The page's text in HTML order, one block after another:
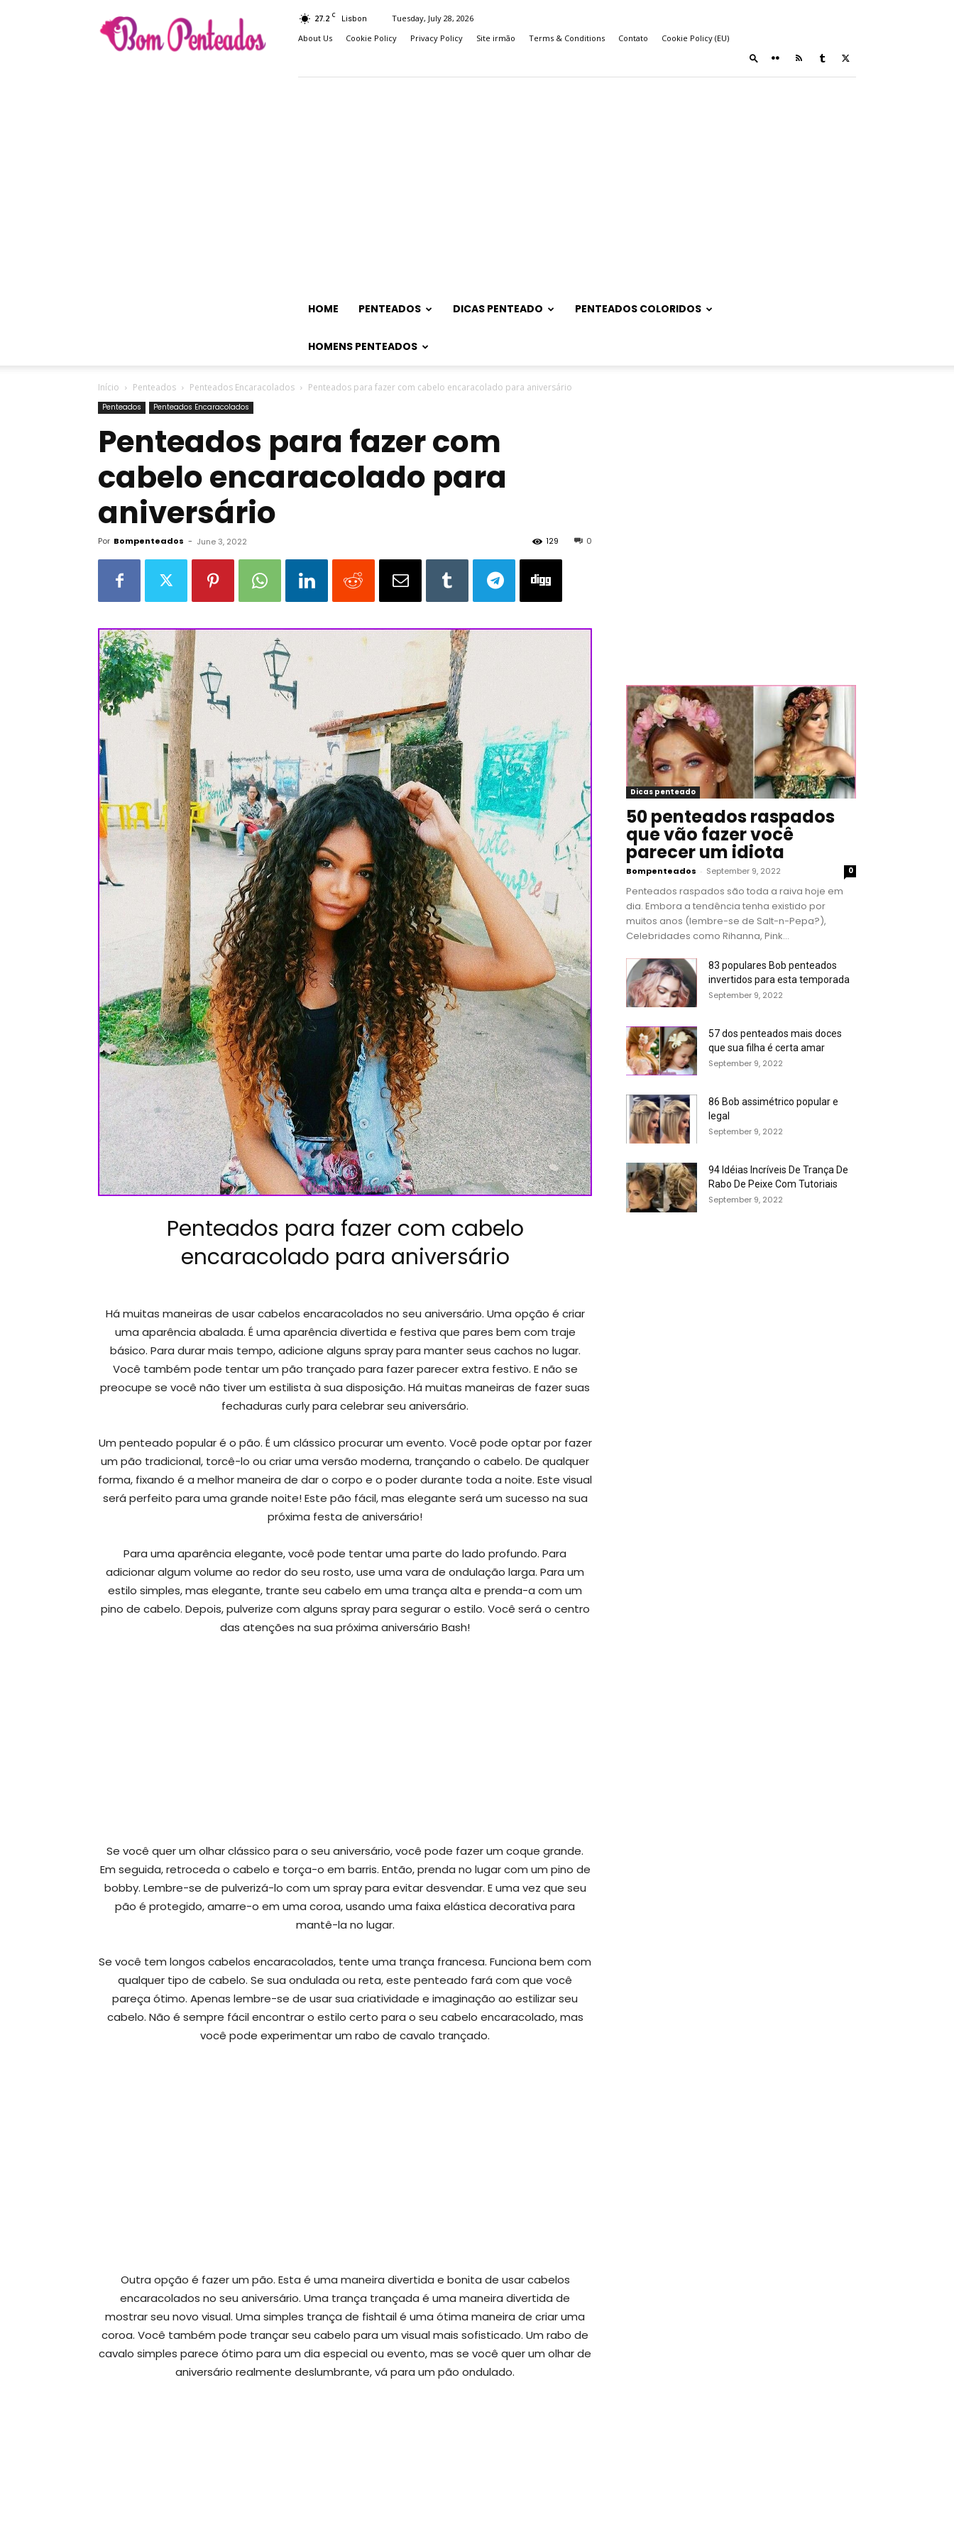
Penteados
27.2 C Lisbon
Tuesday, July 28, 2026
About Us
Cookie Policy Privacy Policy Site irmão Terms & Conditions Contato Cookie Policy (EU)
HOME PENTEADOS DICAS PENTEADO PENTEADOS COLORIDOS
HOMENS PENTEADOS
Início Penteados Penteados Encaracolados Penteados para fazer com cabelo encaracolado para aniversário
Penteados Penteados Encaracolados
Penteados para fazer com
cabelo encaracolado para
aniversário
Por Bompenteados - June 3, 2022 0
129
Penteados para fazer com cabelo
encaracolado para aniversário
Há muitas maneiras de usar cabelos encaracolados no seu aniversário. Uma opção é criar
uma aparência abalada. É uma aparência divertida e festiva que pares bem com traje
básico. Para durar mais tempo, adicione alguns spray para manter seus cachos no lugar.
Você também pode tentar um pão trançado para fazer parecer extra festivo. E não se
preocupe se você não tiver um estilista à sua disposição. Há muitas maneiras de fazer suas
fechaduras curly para celebrar seu aniversário.
Um penteado popular é o pão. É um clássico procurar um evento. Você pode optar por fazer
um pão tradicional, torcê-lo ou criar uma versão moderna, trançando o cabelo. De qualquer
forma, fixando é a melhor maneira de dar o corpo e o poder durante toda a noite. Este visual
será perfeito para uma grande noite! Este pão fácil, mas elegante será um sucesso na sua
próxima festa de aniversário!
Para uma aparência elegante, você pode tentar uma parte do lado profundo. Para
adicionar algum volume ao redor do seu rosto, use uma vara de ondulação larga. Para um
estilo simples, mas elegante, trante seu cabelo em uma trança alta e prenda-a com um
pino de cabelo. Depois, pulverize com alguns spray para segurar o estilo. Você será o centro
das atenções na sua próxima aniversário Bash!
Se você quer um olhar clássico para o seu aniversário, você pode fazer um coque grande.
Em seguida, retroceda o cabelo e torça-o em barris. Então, prenda no lugar com um pino de
bobby. Lembre-se de pulverizá-lo com um spray para evitar desvendar. E uma vez que seu
pão é protegido, amarre-o em uma coroa, usando uma faixa elástica decorativa para
mantê-la no lugar.
Se você tem longos cabelos encaracolados, tente uma trança francesa. Funciona bem com
qualquer tipo de cabelo. Se sua ondulada ou reta, este penteado fará com que você
pareça ótimo. Apenas lembre-se de usar sua criatividade e imaginação ao estilizar seu
cabelo. Não é sempre fácil encontrar o estilo certo para o seu cabelo encaracolado, mas
você pode experimentar um rabo de cavalo trançado.
Outra opção é fazer um pão. Esta é uma maneira divertida e bonita de usar cabelos
encaracolados no seu aniversário. Uma trança trançada é uma maneira divertida de
mostrar seu novo visual. Uma simples trança de fishtail é uma ótima maneira de criar uma
coroa. Você também pode trançar seu cabelo para um visual mais sofisticado. Um rabo de
cavalo simples parece ótimo para um dia especial ou evento, mas se você quer um olhar de
aniversário realmente deslumbrante, vá para um pão ondulado.
Dicas penteado
50 penteados raspados
que vão fazer você
parecer um idiota
Bompenteados - September 9, 2022 0
Penteados raspados são toda a raiva hoje em
dia. Embora a tendência tenha existido por
muitos anos (lembre-se de Salt-n-Pepa?),
Celebridades como Rihanna, Pink...
83 populares Bob penteados
invertidos para esta temporada
September 9, 2022
57 dos penteados mais doces
que sua filha é certa amar
September 9, 2022
86 Bob assimétrico popular e
legal
September 9, 2022
94 Idéias Incríveis De Trança De
Rabo De Peixe Com Tutoriais
September 9, 2022